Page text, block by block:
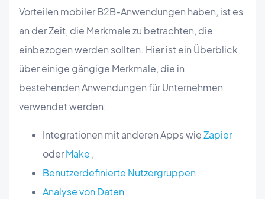
Vorteilen mobiler B2B-Anwendungen haben, ist es
an der Zeit, die Merkmale zu betrachten, die
einbezogen werden sollten. Hier ist ein Überblick
über einige gängige Merkmale, die in
bestehenden Anwendungen für Unternehmen
verwendet werden:
Integrationen mit anderen Apps wieZapier
oderMake ,
Benutzerdefinierte Nutzergruppen.
Analyse von Daten